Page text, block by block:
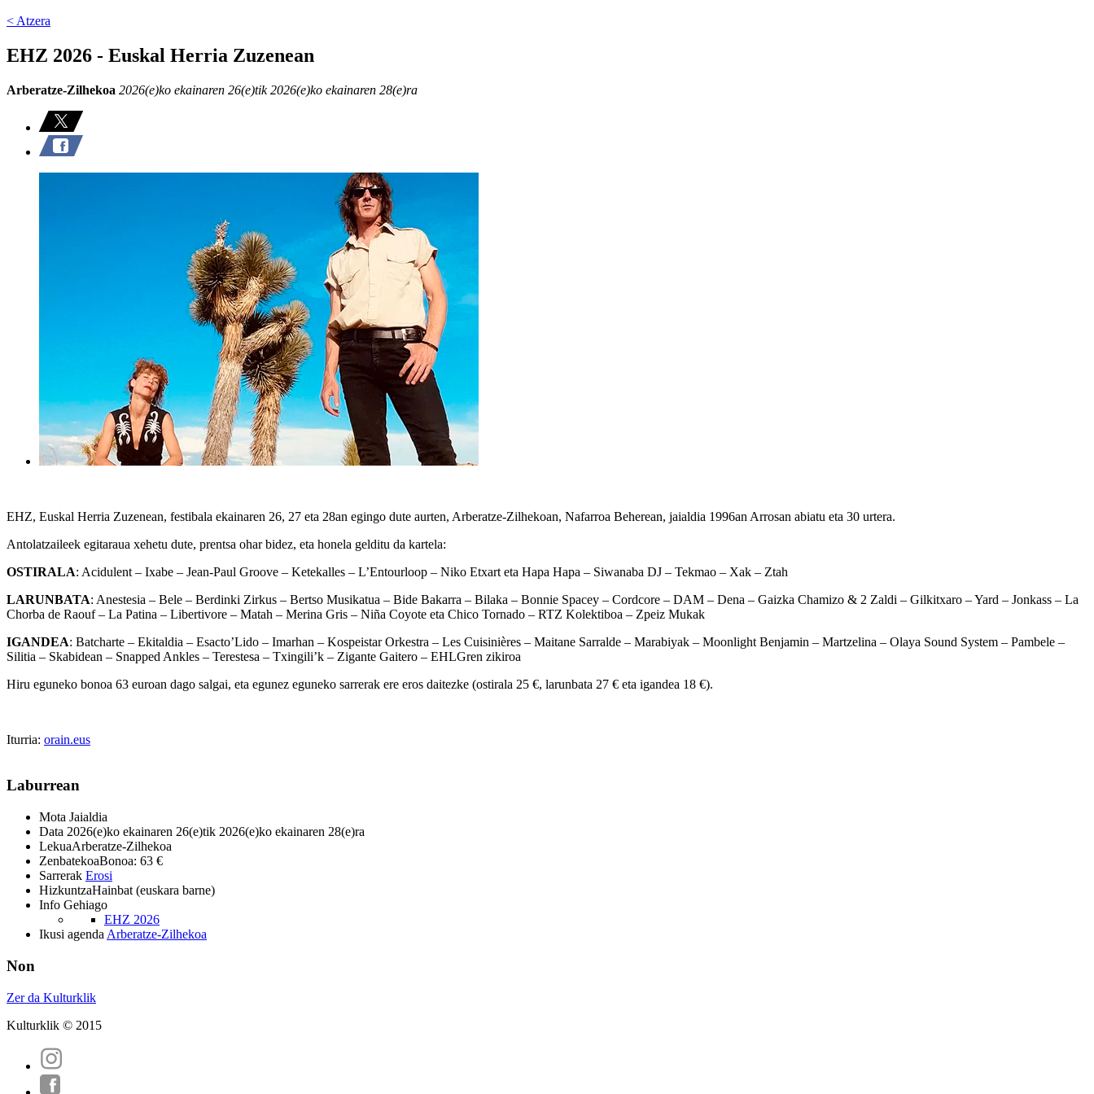
< Atzera
EHZ 2026 - Euskal Herria Zuzenean
Arberatze-Zilhekoa 2026(e)ko ekainaren 26(e)tik 2026(e)ko ekainaren 28(e)ra
EHZ, Euskal Herria Zuzenean, festibala ekainaren 26, 27 eta 28an egingo dute aurten, Arberatze-Zilhekoan, Nafarroa Beherean, jaialdia 1996an Arrosan abiatu eta 30 urtera.
Antolatzaileek egitaraua xehetu dute, prentsa ohar bidez, eta honela gelditu da kartela:
OSTIRALA: Acidulent – Ixabe – Jean-Paul Groove – Ketekalles – L’Entourloop – Niko Etxart eta Hapa Hapa – Siwanaba DJ – Tekmao – Xak – Ztah
LARUNBATA: Anestesia – Bele – Berdinki Zirkus – Bertso Musikatua – Bide Bakarra – Bilaka – Bonnie Spacey – Cordcore – DAM – Dena – Gaizka Chamizo & 2 Zaldi – Gilkitxaro – Yard – Jonkass – La
Chorba de Raouf – La Patina – Libertivore – Matah – Merina Gris – Niña Coyote eta Chico Tornado – RTZ Kolektiboa – Zpeiz Mukak
IGANDEA: Batcharte – Ekitaldia – Esacto’Lido – Imarhan – Kospeistar Orkestra – Les Cuisinières – Maitane Sarralde – Marabiyak – Moonlight Benjamin – Martzelina – Olaya Sound System – Pambele –
Silitia – Skabidean – Snapped Ankles – Terestesa – Txingili’k – Zigante Gaitero – EHLGren zikiroa
Hiru eguneko bonoa 63 euroan dago salgai, eta egunez eguneko sarrerak ere eros daitezke (ostirala 25 €, larunbata 27 € eta igandea 18 €).
Iturria: orain.eus
Laburrean
Mota Jaialdia
Data 2026(e)ko ekainaren 26(e)tik 2026(e)ko ekainaren 28(e)ra
LekuaArberatze-Zilhekoa
ZenbatekoaBonoa: 63 €
Sarrerak Erosi
HizkuntzaHainbat (euskara barne)
Info Gehiago
EHZ 2026
Ikusi agenda Arberatze-Zilhekoa
Non
Zer da Kulturklik
Kulturklik © 2015